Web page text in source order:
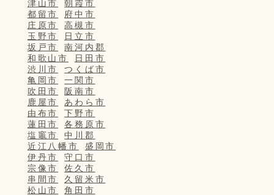
津山市
朝霞市
都留市
府中市
庄原市
高槻市
玉野市
日立市
坂戸市
南河内郡
和歌山市
日田市
渋川市
つくば市
亀岡市
一関市
吹田市
阪南市
鹿屋市
あわら市
由布市
下野市
蓮田市
各務原市
塩竈市
中川郡
近江八幡市
盛岡市
伊丹市
守口市
宗像市
佐久市
串間市
久留米市
松山市
角田市